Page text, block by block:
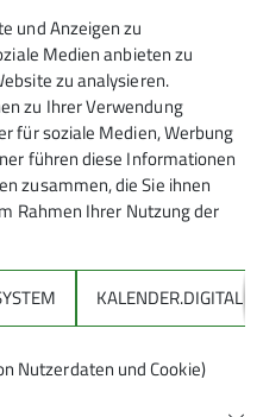
von Steibis –
Friedrichshafen
und Anzeigen zu
Medien anbieten zu
zu analysieren.
zu Ihrer Verwendung
für soziale Medien, Werbung
führen diese Informationen
zusammen, die Sie ihnen
Rahmen Ihrer Nutzung der
KALENDER.DIGITAL
Nutzerdaten und Cookie)